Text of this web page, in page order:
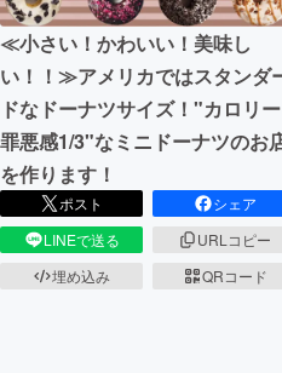
ビジネス・起業
まちづくり・地域活
CAMPFIRE for Social
CAMPFIREふるさと納税
≪小さい！かわいい！美味し
い！！≫アメリカではスタンダ
ドなドーナツサイズ！"カロリー
罪悪感1/3"なミニドーナツのお
を作ります！
ポスト
シェア
LINEで送る
URLコピー
埋め込み
QRコード